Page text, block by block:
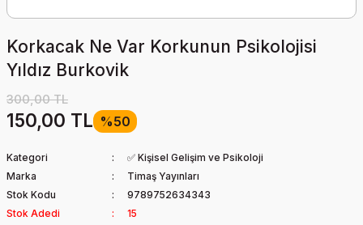
Korkacak Ne Var Korkunun Psikolojisi
Yıldız Burkovik
300,00 TL
150,00 TL %50
Kategori
✅ Kişisel Gelişim ve Psikoloji
Marka
Timaş Yayınları
Stok Kodu
9789752634343
Stok Adedi
15